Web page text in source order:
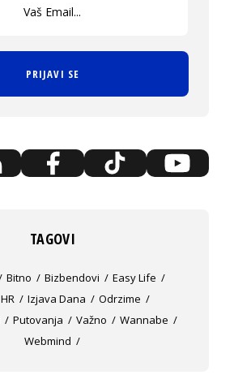
PRIJAVI SE
TAGOVI
Bitno Bizbendovi
Easy Life
HR Izjava Dana
Odrzime
Putovanja Važno
Wannabe
Webmind